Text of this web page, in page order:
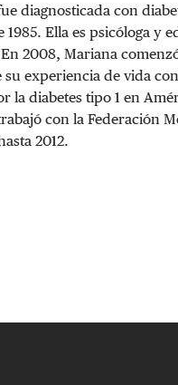
diagnosticada con
1985. Ella es psicóloga y
2008, Mariana
su experiencia de vida
la diabetes tipo 1 en
con la Federación
2012.